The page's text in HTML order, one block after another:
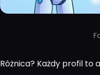
Różnica? Każdy profil to